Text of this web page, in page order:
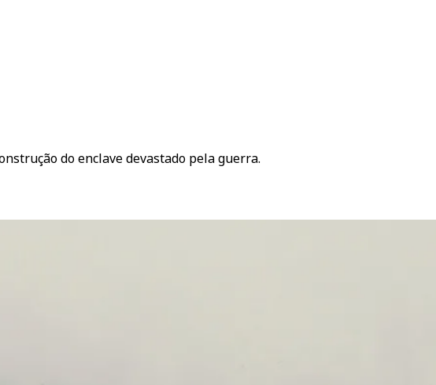
do enclave devastado pela guerra.